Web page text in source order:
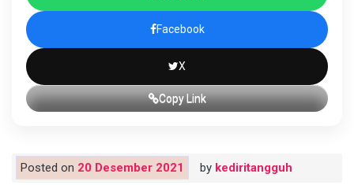
Facebook
X
Copy Link
Posted on 20 Desember 2021 by kediritangguh